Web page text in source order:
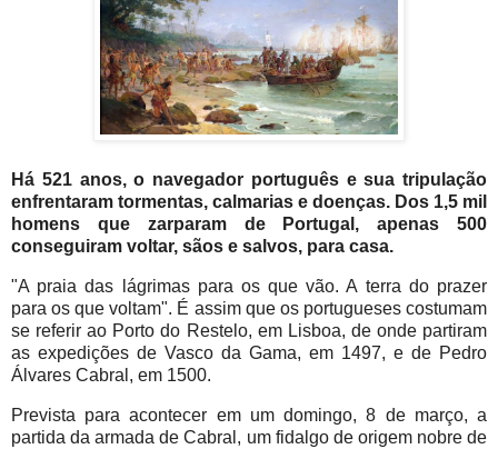
Há 521 anos, o navegador português e sua tripulação
enfrentaram tormentas, calmarias e doenças. Dos 1,5 mil
homens que zarparam de Portugal, apenas 500
conseguiram voltar, sãos e salvos, para casa.
"A praia das lágrimas para os que vão. A terra do prazer
para os que voltam". É assim que os portugueses costumam
se referir ao Porto do Restelo, em Lisboa, de onde partiram
as expedições de Vasco da Gama, em 1497, e de Pedro
Álvares Cabral, em 1500.
Prevista para acontecer em um domingo, 8 de março, a
partida da armada de Cabral, um fidalgo de origem nobre de